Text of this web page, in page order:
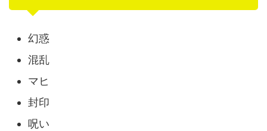
幻惑
混乱
マヒ
封印
呪い